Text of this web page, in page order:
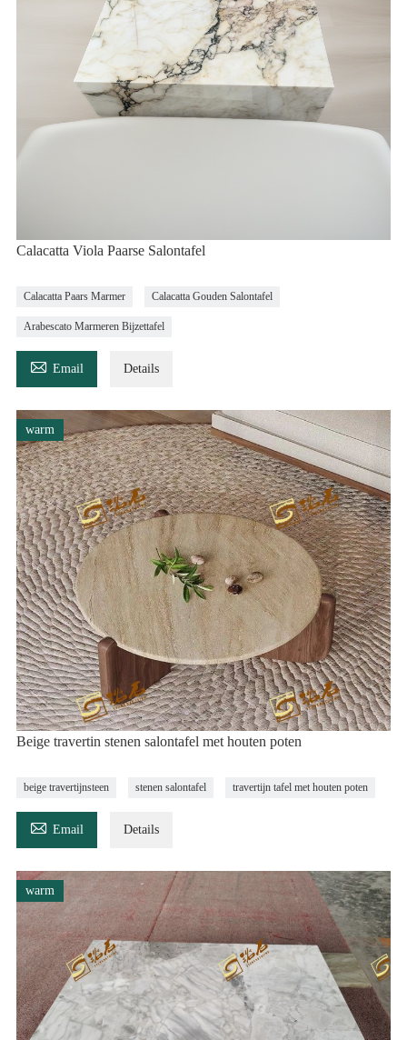
Calacatta Viola Paarse Salontafel
Calacatta Paars Marmer Calacatta Gouden Salontafel
Arabescato Marmeren Bijzettafel
 Email Details
warm
Beige travertin stenen salontafel met houten poten
beige travertijnsteen stenen salontafel travertijn tafel met houten poten
 Email Details
warm